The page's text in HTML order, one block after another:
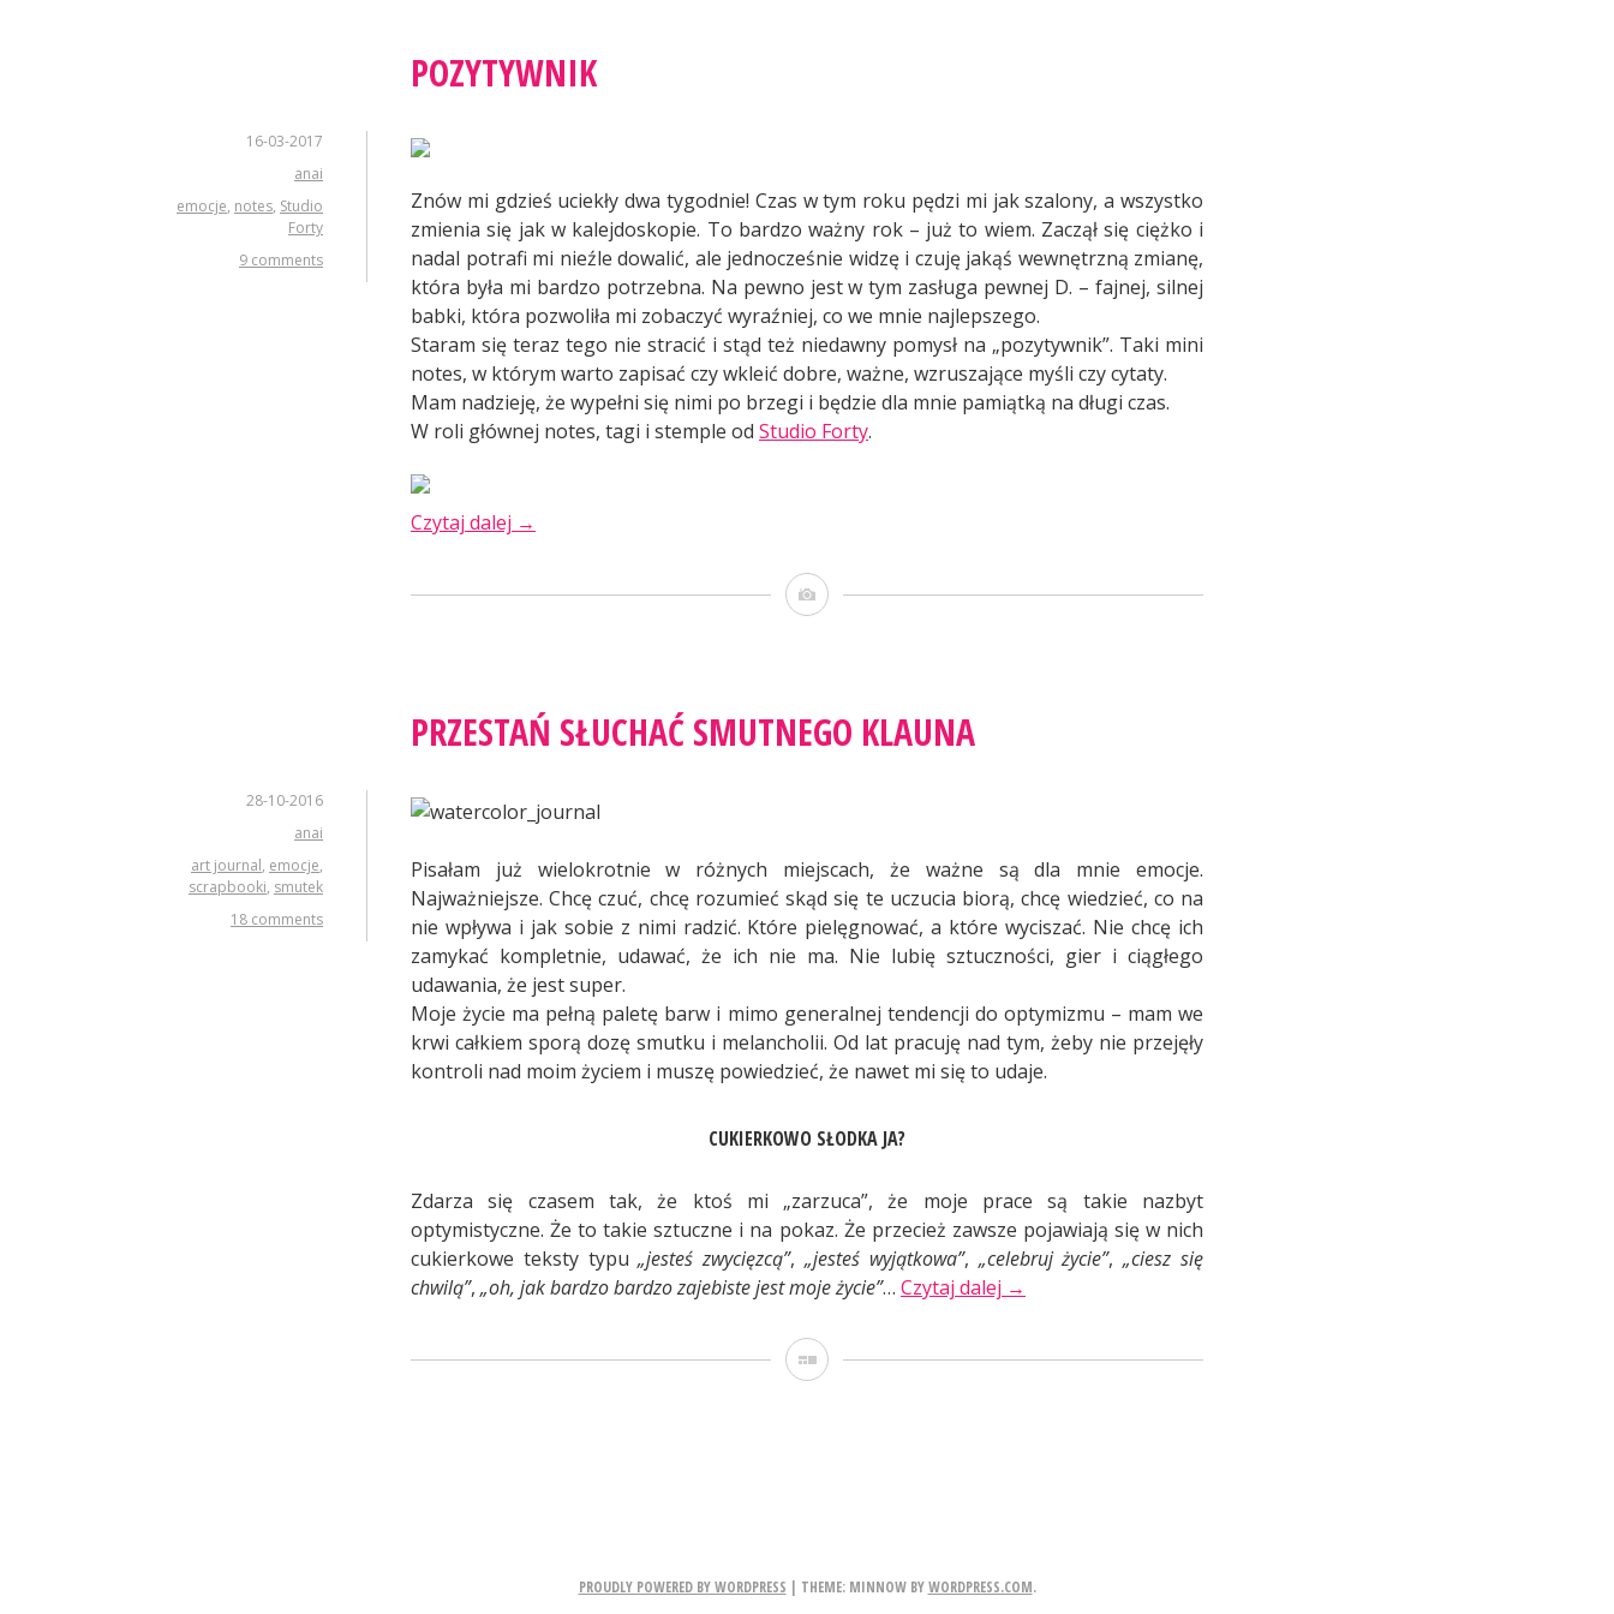
POZYTYWNIK
16-03-2017
anai
emocje, notes, Studio
Forty
9 comments
Znów mi gdzieś uciekły dwa tygodnie! Czas w tym roku pędzi mi jak szalony, a wszystko
zmienia się jak w kalejdoskopie. To bardzo ważny rok – już to wiem. Zaczął się ciężko i
nadal potrafi mi nieźle dowalić, ale jednocześnie widzę i czuję jakąś wewnętrzną zmianę,
która była mi bardzo potrzebna. Na pewno jest w tym zasługa pewnej D. – fajnej, silnej
babki, która pozwoliła mi zobaczyć wyraźniej, co we mnie najlepszego.
Staram się teraz tego nie stracić i stąd też niedawny pomysł na „pozytywnik”. Taki mini
notes, w którym warto zapisać czy wkleić dobre, ważne, wzruszające myśli czy cytaty.
Mam nadzieję, że wypełni się nimi po brzegi i będzie dla mnie pamiątką na długi czas.
W roli głównej notes, tagi i stemple od Studio Forty.
Czytaj dalej „Pozytywnik”
→
Obrazek
PRZESTAŃ SŁUCHAĆ SMUTNEGO KLAUNA
28-10-2016
anai
art journal, emocje,
scrapbooki, smutek
18 comments
Pisałam już wielokrotnie w różnych miejscach, że ważne są dla mnie emocje.
Najważniejsze. Chcę czuć, chcę rozumieć skąd się te uczucia biorą, chcę wiedzieć, co na
nie wpływa i jak sobie z nimi radzić. Które pielęgnować, a które wyciszać. Nie chcę ich
zamykać kompletnie, udawać, że ich nie ma. Nie lubię sztuczności, gier i ciągłego
udawania, że jest super.
Moje życie ma pełną paletę barw i mimo generalnej tendencji do optymizmu – mam we
krwi całkiem sporą dozę smutku i melancholii. Od lat pracuję nad tym, żeby nie przejęły
kontroli nad moim życiem i muszę powiedzieć, że nawet mi się to udaje.
CUKIERKOWO SŁODKA JA?
Zdarza się czasem tak, że ktoś mi „zarzuca”, że moje prace są takie nazbyt
optymistyczne. Że to takie sztuczne i na pokaz. Że przecież zawsze pojawiają się w nich
cukierkowe teksty typu„jesteś zwycięzcą”,„jesteś wyjątkowa”, „celebruj życie”,„ciesz się
chwilą”, „oh, jak bardzo bardzo zajebiste jest moje życie”… Czytaj dalej „Przestań
→
Galeria
PROUDLY POWERED BY WORDPRESS | THEME: MINNOW BYWORDPRESS.COM.